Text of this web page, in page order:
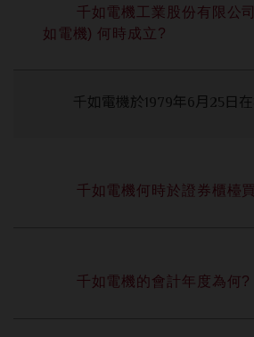
千如電機工業股份有限公
如電機) 何時成立?
千如電機於1979年6月25日
千如電機何時於證券櫃檯
千如電機的會計年度為何?